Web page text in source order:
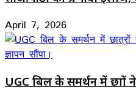
April 7, 2026
UGC बिल के समर्थन में